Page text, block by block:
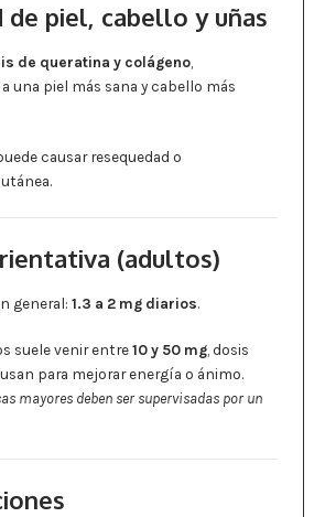
de piel, cabello y uñas
de queratina y colágeno,
una piel más sana y cabello más
causar resequedad o
(adultos)
general: 1.3 a 2 mg diarios.
suele venir entre10 y 50 mg, dosis
para mejorar energía o ánimo.
mayores deben ser supervisadas por un